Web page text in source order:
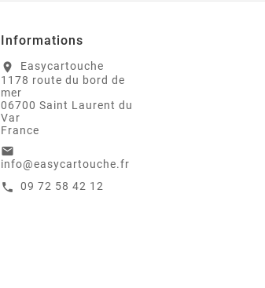
Informations
location_on
Easycartouche
1178 route du bord de
mer
06700 Saint Laurent du
Var
France
email
info@easycartouche.fr
call 09 72 58 42 12